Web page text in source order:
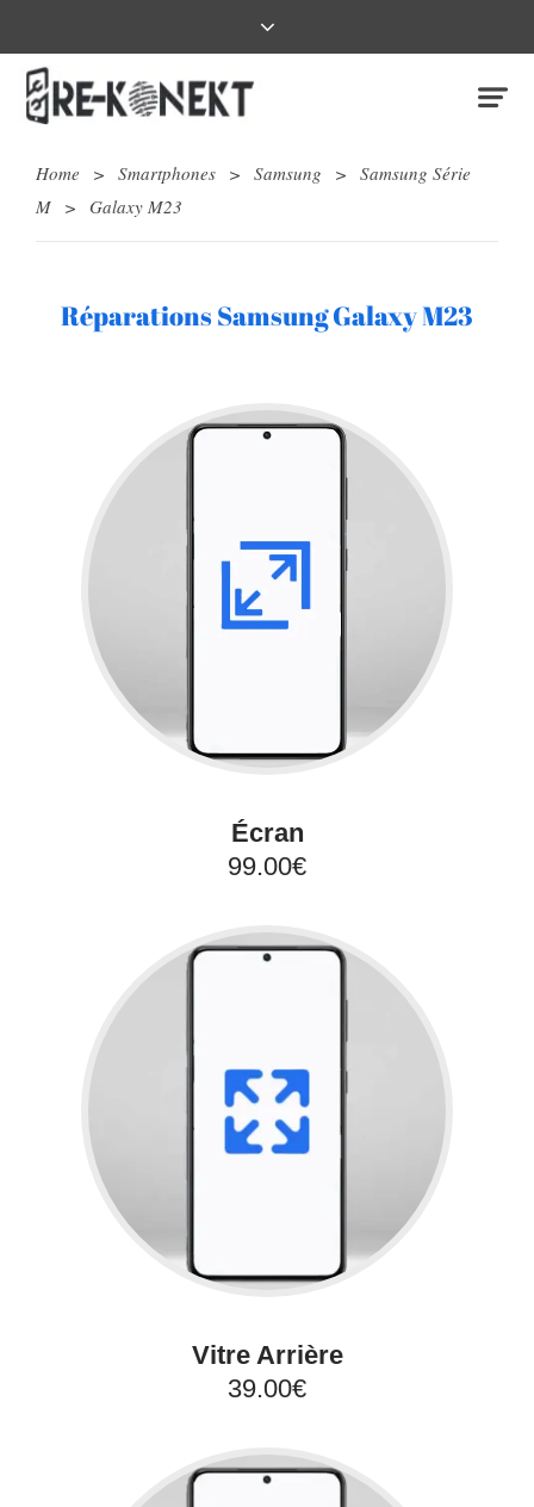
Home > Smartphones > Samsung > Samsung Série
M > Galaxy M23
Réparations Samsung Galaxy M23
Écran
99.00€
Vitre Arrière
39.00€